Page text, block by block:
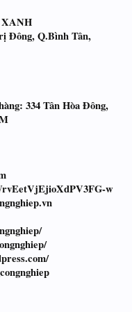
Đông, Q.Bình Tân,
334 Tân Hòa Đông,
w